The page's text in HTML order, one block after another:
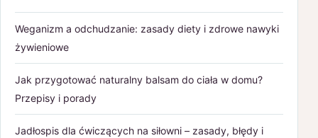
Weganizm a odchudzanie: zasady diety i zdrowe nawyki
żywieniowe
Jak przygotować naturalny balsam do ciała w domu?
Przepisy i porady
Jadłospis dla ćwiczących na siłowni – zasady, błędy i